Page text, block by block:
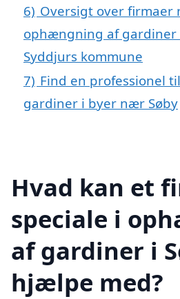
6) Oversigt over firmaer
ophængning af gardiner
Syddjurs kommune
7) Find en professionel
gardiner i byer nær Søby
Hvad kan et
speciale i
af gardiner i
hjælpe med?